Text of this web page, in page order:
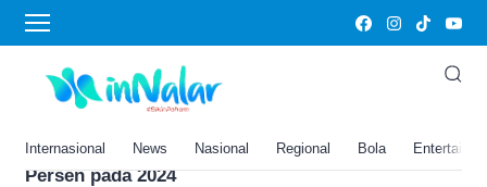
Internasional News Nasional Regional Bola
Penjualan
Industrinya Terdampak Situasi
Global, PT Emdeki Utama Tbk
Pertumbuhan Penjualan 5
Persen pada 2024